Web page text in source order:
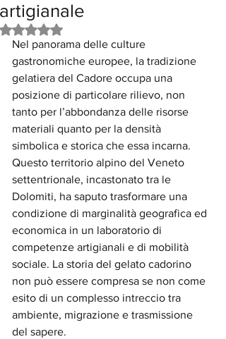
artigianale
Valutazione NaN stelle su 5.
Nel panorama delle culture
gastronomiche europee, la tradizione
gelatiera del Cadore occupa una
posizione di particolare rilievo, non
tanto per l’abbondanza delle risorse
materiali quanto per la densità
simbolica e storica che essa incarna.
Questo territorio alpino del Veneto
settentrionale, incastonato tra le
Dolomiti, ha saputo trasformare una
condizione di marginalità geografica ed
economica in un laboratorio di
competenze artigianali e di mobilità
sociale. La storia del gelato cadorino
non può essere compresa se non come
esito di un complesso intreccio tra
ambiente, migrazione e trasmissione
del sapere.